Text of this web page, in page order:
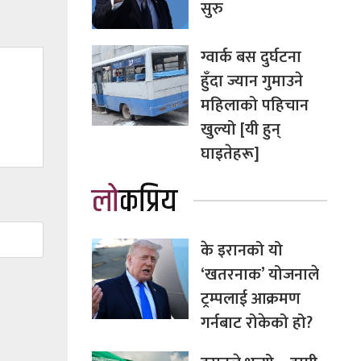
सुरु
ग्वार्क बस दुर्घटना
हुँदा ज्यान गुमाउने
महिलाको पहिचान
खुल्यो [यी हुन्
घाइतेहरू]
लोकप्रिय
के इरानको यो
‘खतरनाक’ योजनाले
ट्रम्पलाई आक्रमण
गर्नबाट रोकेको हो?